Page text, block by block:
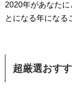
2020年があなた
とになる年になる
超厳選おす